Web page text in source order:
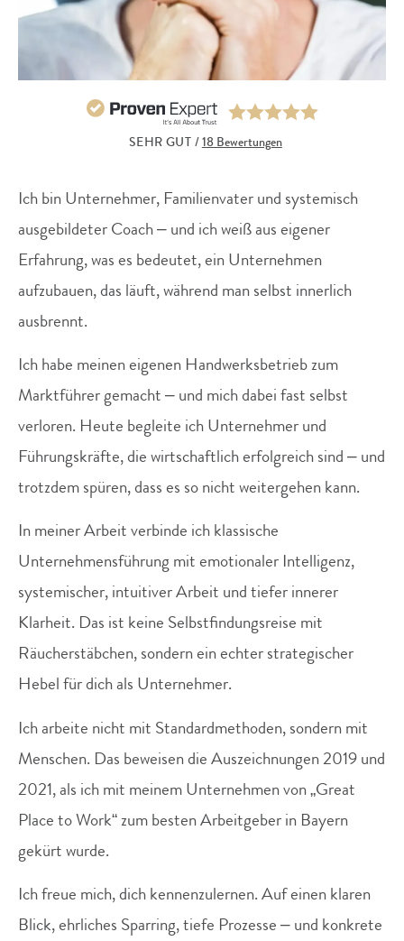
Ich bin Unternehmer, Familienvater und systemisch
ausgebildeter Coach – und ich weiß aus eigener
Erfahrung, was es bedeutet, ein Unternehmen
aufzubauen, das läuft, während man selbst innerlich
ausbrennt.
Ich habe meinen eigenen Handwerksbetrieb zum
Marktführer gemacht – und mich dabei fast selbst
verloren. Heute begleite ich Unternehmer und
Führungskräfte, die wirtschaftlich erfolgreich sind – und
trotzdem spüren, dass es so nicht weitergehen kann.
In meiner Arbeit verbinde ich klassische
Unternehmensführung mit emotionaler Intelligenz,
systemischer, intuitiver Arbeit und tiefer innerer
Klarheit. Das ist keine Selbstfindungsreise mit
Räucherstäbchen, sondern ein echter strategischer
Hebel für dich als Unternehmer.
Ich arbeite nicht mit Standardmethoden, sondern mit
Menschen. Das beweisen die Auszeichnungen 2019 und
2021, als ich mit meinem Unternehmen von „Great
Place to Work“ zum besten Arbeitgeber in Bayern
gekürt wurde.
Ich freue mich, dich kennenzulernen. Auf einen klaren
Blick, ehrliches Sparring, tiefe Prozesse – und konkrete
SEHR GUT/18 Bewertungen